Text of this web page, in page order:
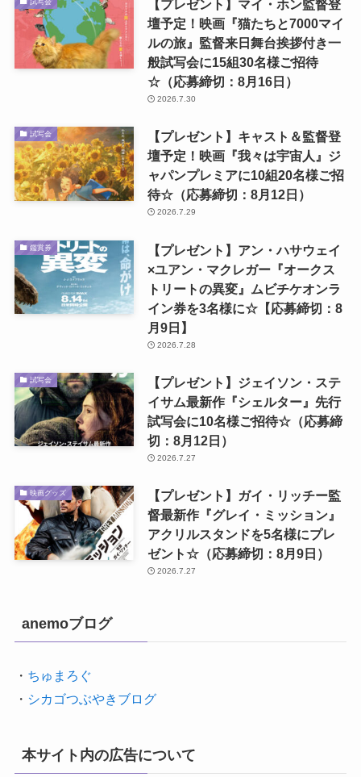
【プレゼント】マイ・ホン監督登
壇予定！映画『猫たちと7000マイ
ルの旅』監督来日舞台挨拶付き一
般試写会に15組30名様ご招待
☆（応募締切：8月16日）
2026.7.30
試写会
【プレゼント】キャスト＆監督登
壇予定！映画『我々は宇宙人』ジ
ャパンプレミアに10組20名様ご招
待☆（応募締切：8月12日）
2026.7.29
鑑賞券
【プレゼント】アン・ハサウェイ
×ユアン・マクレガー『オークス
トリートの異変』ムビチケオンラ
イン券を3名様に☆【応募締切：8
月9日】
2026.7.28
試写会
【プレゼント】ジェイソン・ステ
イサム最新作『シェルター』先行
試写会に10名様ご招待☆（応募締
切：8月12日）
2026.7.27
映画グッズ
【プレゼント】ガイ・リッチー監
督最新作『グレイ・ミッション』
アクリルスタンドを5名様にプレ
ゼント☆（応募締切：8月9日）
2026.7.27
anemoブログ
・ ちゅまろぐ
・ シカゴつぶやきブログ
本サイト内の広告について